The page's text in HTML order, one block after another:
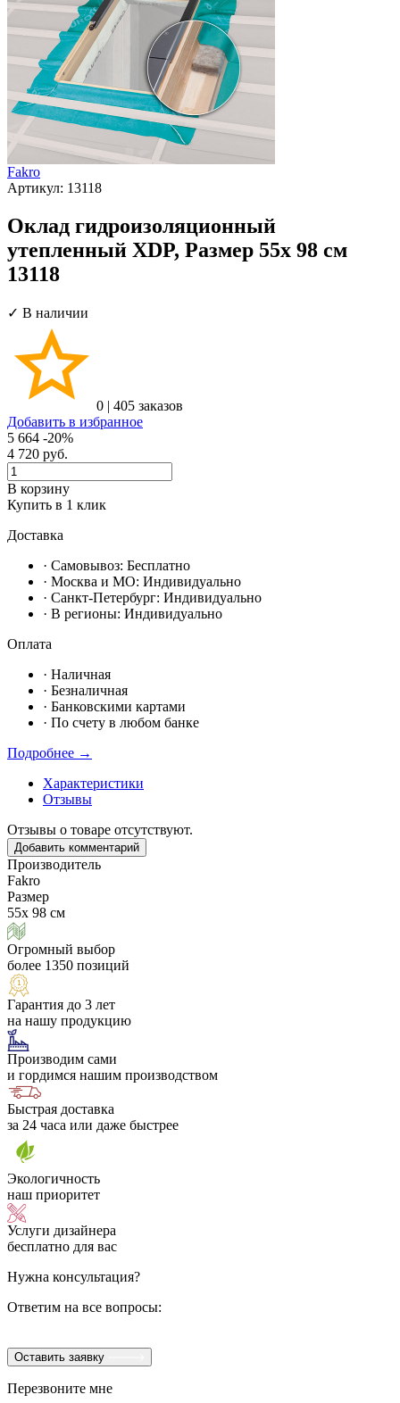
Fakro
Артикул: 13118
Оклад гидроизоляционный
утепленный XDP, Размер 55х 98 см
13118
✓ В наличии
0 | 405 заказов
Добавить в избранное
5 664 -20%
4 720 руб.
В корзину
Купить в 1 клик
Доставка
· Самовывоз: Бесплатно
· Москвa и МО: Индивидуально
· Санкт-Петербург: Индивидуально
· В регионы: Индивидуально
Оплата
· Наличная
· Безналичная
· Банковскими картами
· По счету в любом банке
Подробнее →
Характеристики
Отзывы
Отзывы о товаре отсутствуют.
Добавить комментарий
Производитель
Fakro
Размер
55х 98 см
Огромный выбор
более 1350 позиций
Гарантия до 3 лет
на нашу продукцию
Производим сами
и гордимся нашим производством
Быстрая доставка
за 24 часа или даже быстрее
Экологичность
наш приоритет
Услуги дизайнера
бесплатно для вас
Нужна консультация?
Ответим на все вопросы:
Оставить заявку
Перезвоните мне